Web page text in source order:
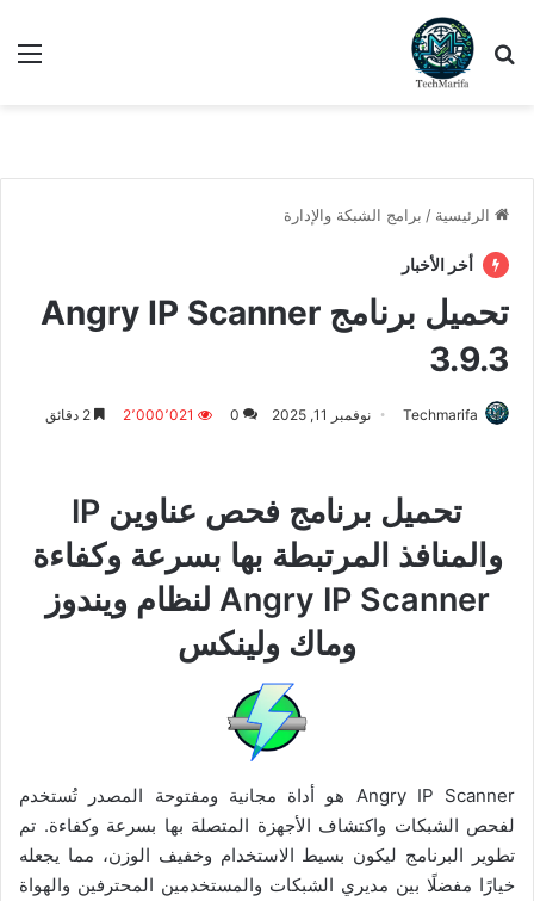
بحث عن
الرئيسية / برامج الشبكة والإدارة
أخر الأخبار
تحميل برنامج Angry IP Scanner
3.9.3
Techmarifa نوفمبر 11, 2025 0 2٬000٬021
تحميل برنامج فحص عناوين IP
والمنافذ المرتبطة بها بسرعة وكفاءة
Angry IP Scanner لنظام ويندوز
وماك ولينكس
Angry IP Scanner هو أداة مجانية ومفتوحة المصدر تُستخدم
لفحص الشبكات واكتشاف الأجهزة المتصلة بها بسرعة وكفاءة. تم
تطوير البرنامج ليكون بسيط الاستخدام وخفيف الوزن، مما يجعله
خيارًا مفضلًا بين مديري الشبكات والمستخدمين المحترفين والهواة